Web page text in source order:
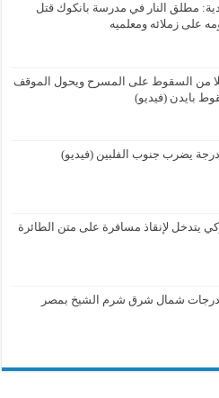
مطلق النار في مدرسة بانكوك قتل
على زملائه ومعلميه
من السقوط على المسرح ويحول الموقف
بايدن (فيديو)
يتدخل لإنقاذ مسافرة على متن الطائرة